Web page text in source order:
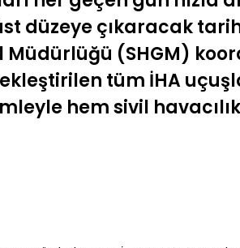
düzeye çıkaracak
Müdürlüğü (SHGM)
tüm İHA
hem sivil